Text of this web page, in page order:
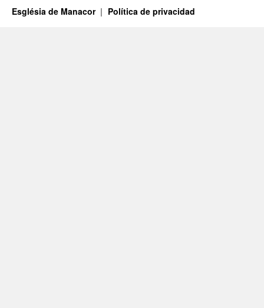
Església de Manacor Política de privacidad